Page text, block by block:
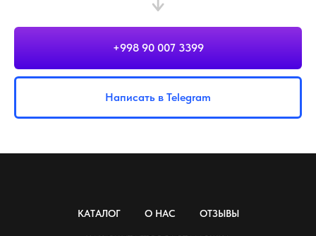
+998 90 007 3399
Написать в Telegram
КАТАЛОГ О НАС ОТЗЫВЫ